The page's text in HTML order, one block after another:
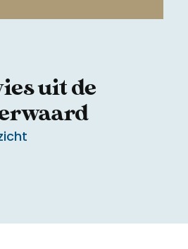
uit de